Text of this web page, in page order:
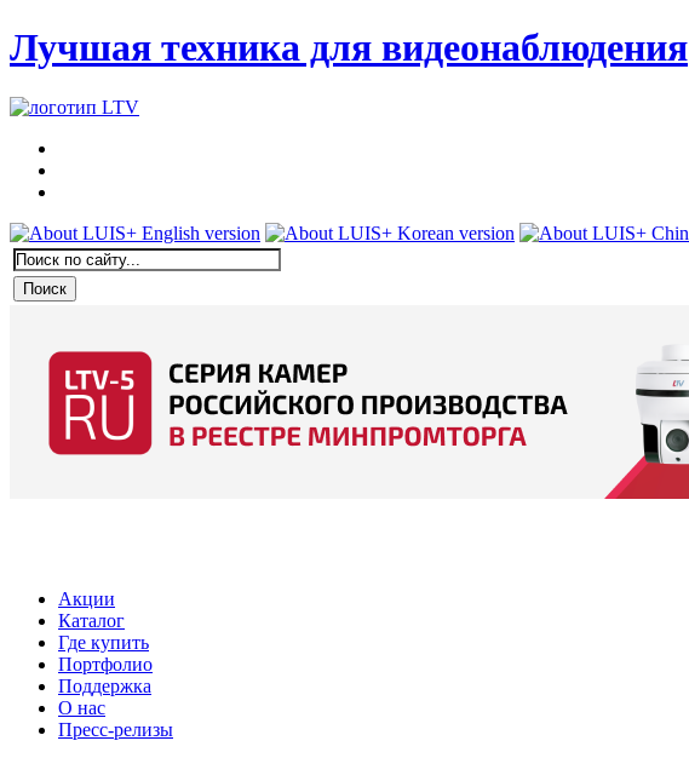
Лучшая техника для видеонаблюдения
Акции
Каталог
Где купить
Портфолио
Поддержка
О нас
Пресс-релизы